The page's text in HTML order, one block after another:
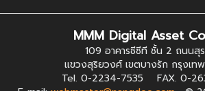
MMM Digital Asset
109 อาคารซีซีที ชั้น 2 ถนนสุ
แขวงสุริยวงศ์ เขตบางรัก กรุงเท
Tel. 0-2234-7535 FAX. 0-